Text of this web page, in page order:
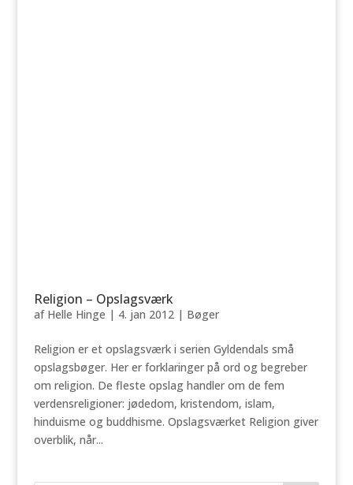
Religion – Opslagsværk
af Helle Hinge | 4. jan 2012| Bøger
Religion er et opslagsværk i serien Gyldendals små
opslagsbøger. Her er forklaringer på ord og begreber
om religion. De fleste opslag handler om de fem
verdensreligioner: jødedom, kristendom, islam,
hinduisme og buddhisme. Opslagsværket Religion giver
overblik, når...